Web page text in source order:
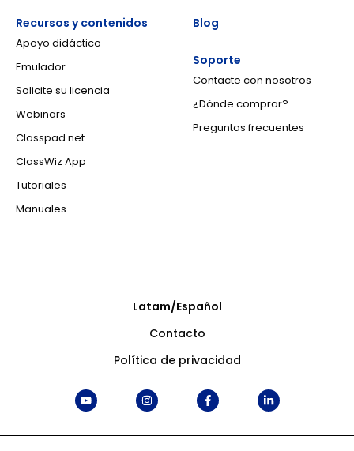
Recursos y contenidos
Apoyo didáctico
Emulador
Solicite su licencia
Webinars
Classpad.net
ClassWiz App
Tutoriales
Manuales
Blog
Soporte
Contacte con nosotros
¿Dónde comprar?
Preguntas frecuentes
Latam/Español
Contacto
Política de privacidad